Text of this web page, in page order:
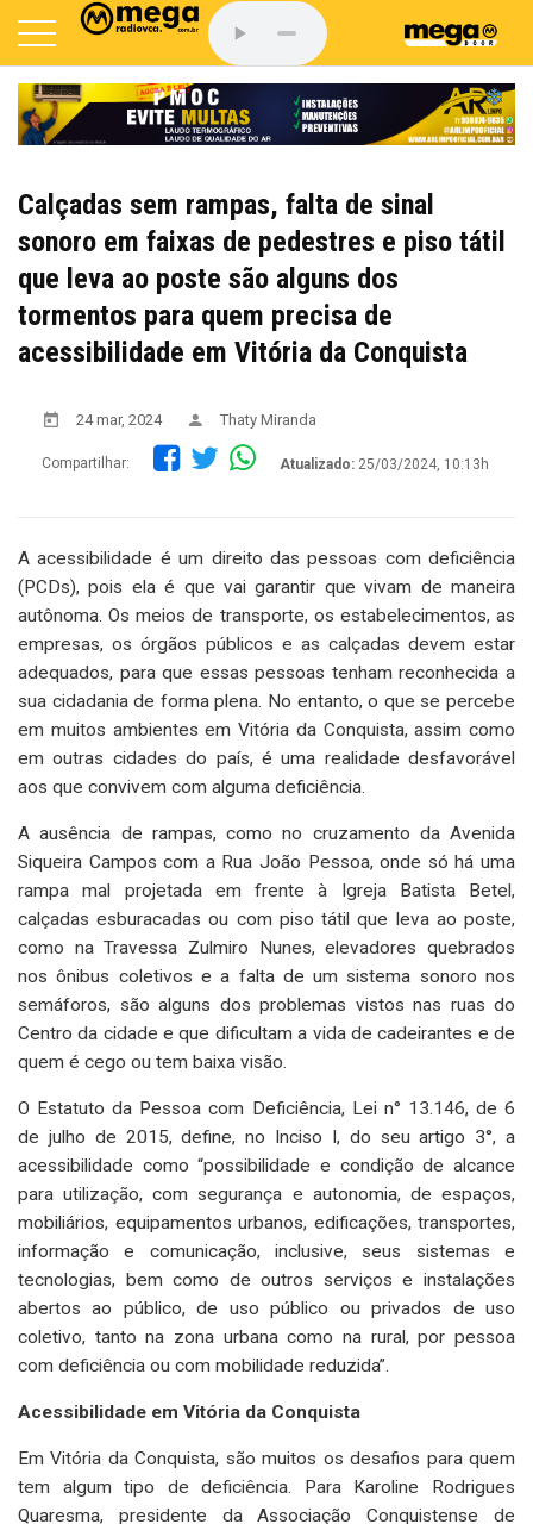
Calçadas sem rampas, falta de sinal
sonoro em faixas de pedestres e piso tátil
que leva ao poste são alguns dos
tormentos para quem precisa de
acessibilidade em Vitória da Conquista
24 mar, 2024 Thaty Miranda
Compartilhar: Atualizado: 25/03/2024, 10:13h
A acessibilidade é um direito das pessoas com deficiência
(PCDs), pois ela é que vai garantir que vivam de maneira
autônoma. Os meios de transporte, os estabelecimentos, as
empresas, os órgãos públicos e as calçadas devem estar
adequados, para que essas pessoas tenham reconhecida a
sua cidadania de forma plena. No entanto, o que se percebe
em muitos ambientes em Vitória da Conquista, assim como
em outras cidades do país, é uma realidade desfavorável
aos que convivem com alguma deficiência.
A ausência de rampas, como no cruzamento da Avenida
Siqueira Campos com a Rua João Pessoa, onde só há uma
rampa mal projetada em frente à Igreja Batista Betel,
calçadas esburacadas ou com piso tátil que leva ao poste,
como na Travessa Zulmiro Nunes, elevadores quebrados
nos ônibus coletivos e a falta de um sistema sonoro nos
semáforos, são alguns dos problemas vistos nas ruas do
Centro da cidade e que dificultam a vida de cadeirantes e de
quem é cego ou tem baixa visão.
O Estatuto da Pessoa com Deficiência, Lei n° 13.146, de 6
de julho de 2015, define, no Inciso I, do seu artigo 3°, a
acessibilidade como “possibilidade e condição de alcance
para utilização, com segurança e autonomia, de espaços,
mobiliários, equipamentos urbanos, edificações, transportes,
informação e comunicação, inclusive, seus sistemas e
tecnologias, bem como de outros serviços e instalações
abertos ao público, de uso público ou privados de uso
coletivo, tanto na zona urbana como na rural, por pessoa
com deficiência ou com mobilidade reduzida”.
Acessibilidade em Vitória da Conquista
Em Vitória da Conquista, são muitos os desafios para quem
tem algum tipo de deficiência. Para Karoline Rodrigues
Quaresma, presidente da Associação Conquistense de